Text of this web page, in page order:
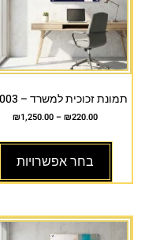
תמונת זכוכית למשרד – AU-003
₪220.00
–
₪1,250.00
בחר אפשרויות